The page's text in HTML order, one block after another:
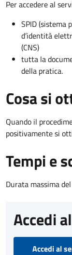
Per accedere al
SPID (sistema
d’identità
(CNS)
tutta la
della pratica.
Cosa si
Quando il
positivamente si
Tempi e
Durata massima
Accedi
Accedi al